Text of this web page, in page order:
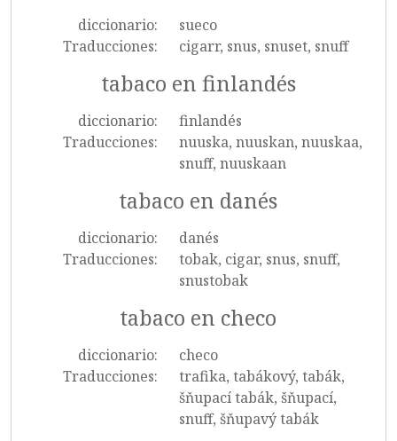
diccionario:
sueco
Traducciones:
cigarr, snus, snuset, snuff
tabaco en finlandés
diccionario:
finlandés
Traducciones:
nuuska, nuuskan, nuuskaa,
snuff, nuuskaan
tabaco en danés
diccionario:
danés
Traducciones:
tobak, cigar, snus, snuff,
snustobak
tabaco en checo
diccionario:
checo
Traducciones:
trafika, tabákový, tabák,
šňupací tabák, šňupací,
snuff, šňupavý tabák